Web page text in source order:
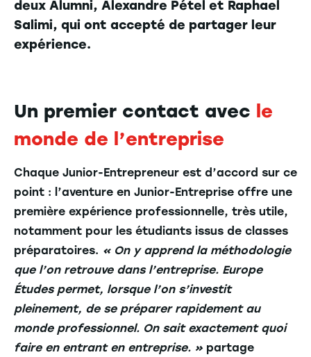
deux Alumni, Alexandre Pétel et Raphael
Salimi, qui ont accepté de partager leur
expérience.
Un premier contact avec le
monde de l’entreprise
Chaque Junior-Entrepreneur est d’accord sur ce
point : l’aventure en Junior-Entreprise offre une
première expérience professionnelle, très utile,
notamment pour les étudiants issus de classes
préparatoires. « On y apprend la méthodologie
que l’on retrouve dans l’entreprise. Europe
Études permet, lorsque l’on s’investit
pleinement, de se préparer rapidement au
monde professionnel. On sait exactement quoi
faire en entrant en entreprise. » partage